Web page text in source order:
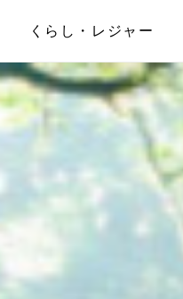
くらし・レジャー